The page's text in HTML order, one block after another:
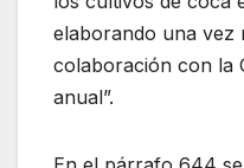
elaborando una vez
colaboración con la
anual”.